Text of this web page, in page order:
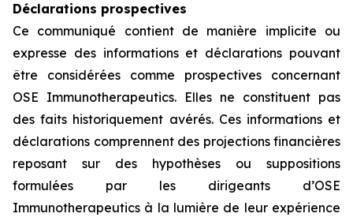
Déclarations prospectives
Ce communiqué contient de manière implicite ou
expresse des informations et déclarations pouvant
être considérées comme prospectives concernant
OSE Immunotherapeutics. Elles ne constituent pas
des faits historiquement avérés. Ces informations et
déclarations comprennent des projections financières
reposant sur des hypothèses ou suppositions
formulées par les dirigeants d’OSE
Immunotherapeutics à la lumière de leur expérience